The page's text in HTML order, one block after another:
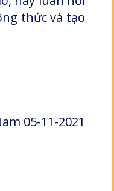
thức và tạo
05-11-2021